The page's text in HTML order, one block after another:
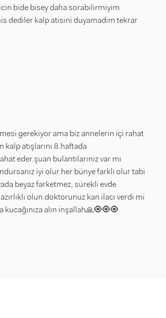
bide bisey daha sorabilirmiyim
dediler kalp atisini duyamadim tekrar
gerekiyor ama biz annelerin içi rahat
atışlarını 8.haftada
eder.şuan bulantılarınız var mı
iyi olur.her bünye farklı olur tabi
beyaz farketmez, sürekli evde
olun.doktorunuz kan ilacı verdi mi
kucağınıza alın inşallah🙏🧿🧿🧿